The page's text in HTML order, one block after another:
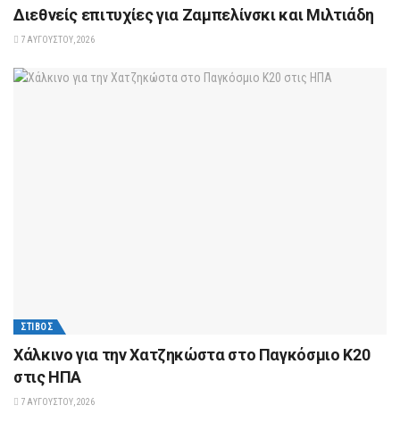
Διεθνείς επιτυχίες για Ζαμπελίνσκι και Μιλτιάδη
7 ΑΥΓΟΎΣΤΟΥ, 2026
ΣΤΊΒΟΣ
Xάλκινο για την Χατζηκώστα στο Παγκόσμιο Κ20
στις ΗΠΑ
7 ΑΥΓΟΎΣΤΟΥ, 2026